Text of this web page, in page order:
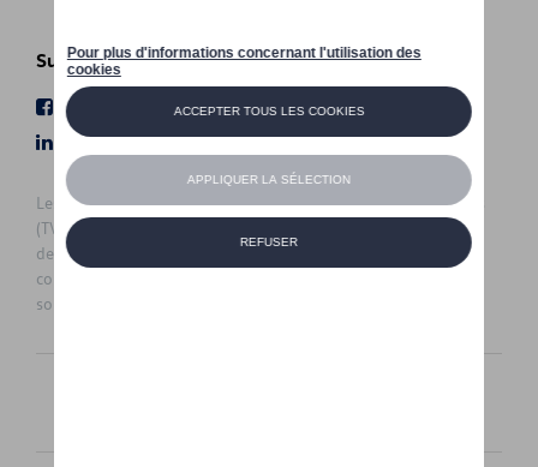
Suivez nous
Facebook
Youtube
LinkedIn
Instagram
Les prix affichés sur le présent site sont des prix recommandés
(TVAc), hors éventuels frais de montage. Pour connaitre le prix
de vente actuel et les éventuels frais de montage, veuillez
contacter votre concessionnaire/agent. Les prix recommandés
sont sujets à des changements sans préavis.